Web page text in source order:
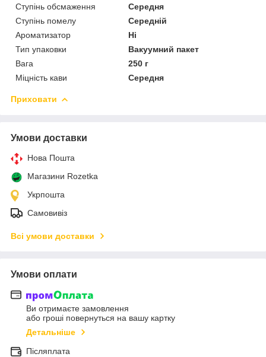
Ступінь обсмаження
Середня
Ступінь помелу
Середній
Ароматизатор
Ні
Тип упаковки
Вакуумний пакет
Вага
250 г
Міцність кави
Середня
Приховати
Умови доставки
Нова Пошта
Магазини Rozetka
Укрпошта
Самовивіз
Всі умови доставки
Умови оплати
Ви отримаєте замовлення
або гроші повернуться на вашу картку
Детальніше
Післяплата